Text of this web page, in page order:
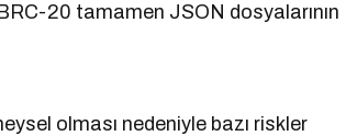
20 tamamen JSON dosyalarının
olması nedeniyle bazı riskler